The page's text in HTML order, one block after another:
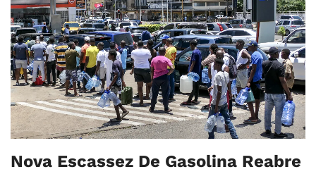
Nova Escassez De Gasolina Reabre